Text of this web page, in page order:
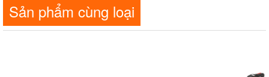
Sản phẩm cùng loại